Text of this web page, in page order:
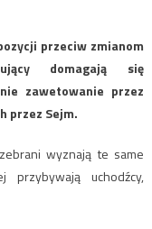
przeciw zmianom
domagają się
zawetowanie przez
przez Sejm.
wyznają te same
uchodźcy,